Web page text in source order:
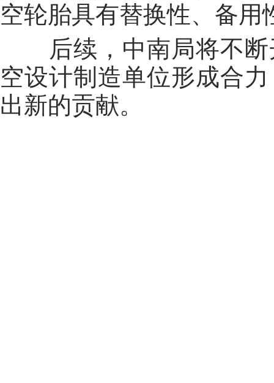
空轮胎具有替换性、备用
后续，中南局将不断
空设计制造单位形成合
出新的贡献。